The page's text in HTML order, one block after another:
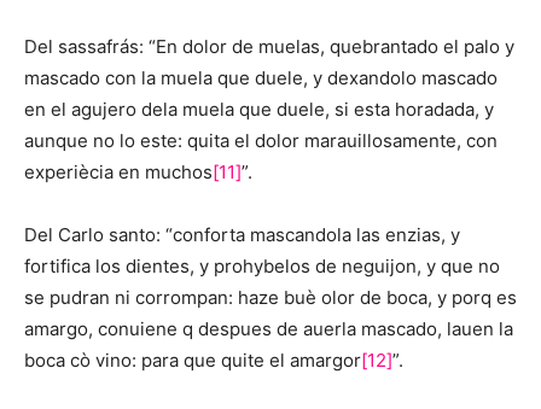
Del sassafrás: “En dolor de muelas, quebrantado el palo y
mascado con la muela que duele, y dexandolo mascado
en el agujero dela muela que duele, si esta horadada, y
aunque no lo este: quita el dolor marauillosamente, con
experiècia en muchos[11]”.
Del Carlo santo: “conforta mascandola las enzias, y
fortifica los dientes, y prohybelos de neguijon, y que no
se pudran ni corrompan: haze buè olor de boca, y porq es
amargo, conuiene q despues de auerla mascado, lauen la
boca cò vino: para que quite el amargor[12]”.